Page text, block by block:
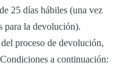
25 días hábiles (una vez
para la devolución).
proceso de devolución,
a continuación: